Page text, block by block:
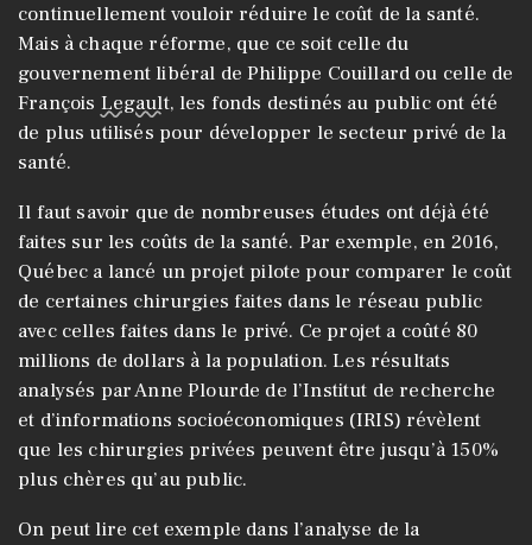
continuellement vouloir réduire le coût de la santé.
Mais à chaque réforme, que ce soit celle du
gouvernement libéral de Philippe Couillard ou celle de
François Legault, les fonds destinés au public ont été
de plus utilisés pour développer le secteur privé de la
santé.
Il faut savoir que de nombreuses études ont déjà été
faites sur les coûts de la santé. Par exemple, en 2016,
Québec a lancé un projet pilote pour comparer le coût
de certaines chirurgies faites dans le réseau public
avec celles faites dans le privé. Ce projet a coûté 80
millions de dollars à la population. Les résultats
analysés par Anne Plourde de l’Institut de recherche
et d’informations socioéconomiques (IRIS) révèlent
que les chirurgies privées peuvent être jusqu’à 150%
plus chères qu’au public.
On peut lire cet exemple dans l’analyse de la